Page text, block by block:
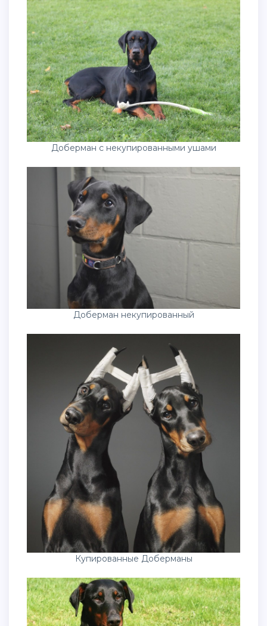
Доберман с некупированными ушами
Доберман некупированный
Купированные Доберманы